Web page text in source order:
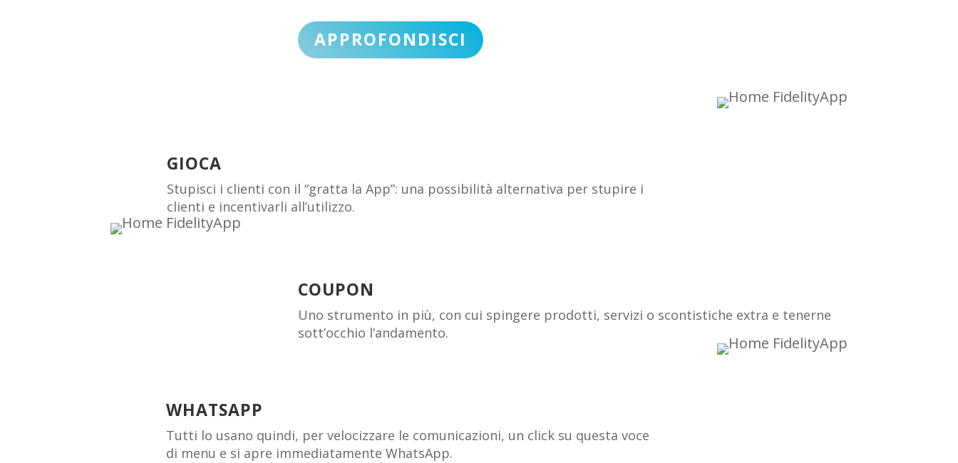
APPROFONDISCI
GIOCA
Stupisci i clienti con il “gratta la App”: una possibilità alternativa per stupire i
clienti e incentivarli all’utilizzo.
COUPON
Uno strumento in più, con cui spingere prodotti, servizi o scontistiche extra e tenerne
sott’occhio l’andamento.
WHATSAPP
Tutti lo usano quindi, per velocizzare le comunicazioni, un click su questa voce
di menu e si apre immediatamente WhatsApp.